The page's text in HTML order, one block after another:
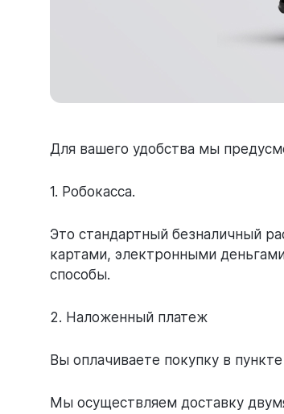
Для вашего удобства мы
1. Робокасса.
Это стандартный безналичный
картами, электронными
способы.
2. Наложенный платеж
Вы оплачиваете покупку в
Мы осуществляем доставку